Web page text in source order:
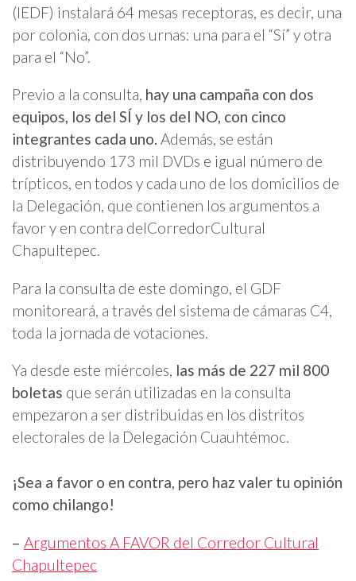
(IEDF) instalará 64 mesas receptoras, es decir, una
por colonia, con dos urnas: una para el “Sí” y otra
para el “No”.
Previo a la consulta, hay una campaña con dos
equipos, los del SÍ y los del NO, con cinco
integrantes cada uno. Además, se están
distribuyendo 173 mil DVDs e igual número de
trípticos, en todos y cada uno de los domicilios de
la Delegación, que contienen los argumentos a
favor y en contra delCorredorCultural
Chapultepec.
Para la consulta de este domingo, el GDF
monitoreará, a través del sistema de cámaras C4,
toda la jornada de votaciones.
Ya desde este miércoles, las más de 227 mil 800
boletas que serán utilizadas en la consulta
empezaron a ser distribuidas en los distritos
electorales de la Delegación Cuauhtémoc.
¡Sea a favor o en contra, pero haz valer tu opinión
como chilango!
– Argumentos A FAVOR del Corredor Cultural
Chapultepec